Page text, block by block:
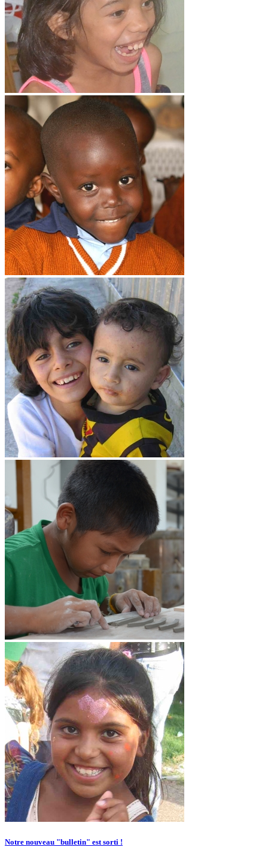
Notre nouveau "bulletin" est sorti !